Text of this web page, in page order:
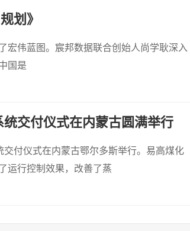
划》
宏伟蓝图。宸邦数据联合创始人尚学耿深入
国是
交付仪式在内蒙古圆满举行
交付仪式在内蒙古鄂尔多斯举行。易高煤化
运行控制效果，改善了蒸